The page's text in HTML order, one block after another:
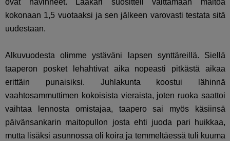
ovat hävinneet. Lääkäri suositteli välttämään maitoa
kokonaan 1,5 vuotaaksi ja sen jälkeen varovasti testata sitä
uudestaan.
Alkuvuodesta olimme ystäväni lapsen synttäreillä. Siellä
taaperon posket lehahtivat aika nopeasti pitkästä aikaa
erittäin punaisiksi. Juhlakunta koostui lähinnä
vaahtosammuttimen kokoisista vieraista, joten ruoka saattoi
vaihtaa lennosta omistajaa, taapero sai myös käsiinsä
päivänsankarin maitopullon josta ehti juoda pari huikkaa,
mutta lisäksi asunnossa oli koira ja temmeltäessä tuli kuuma